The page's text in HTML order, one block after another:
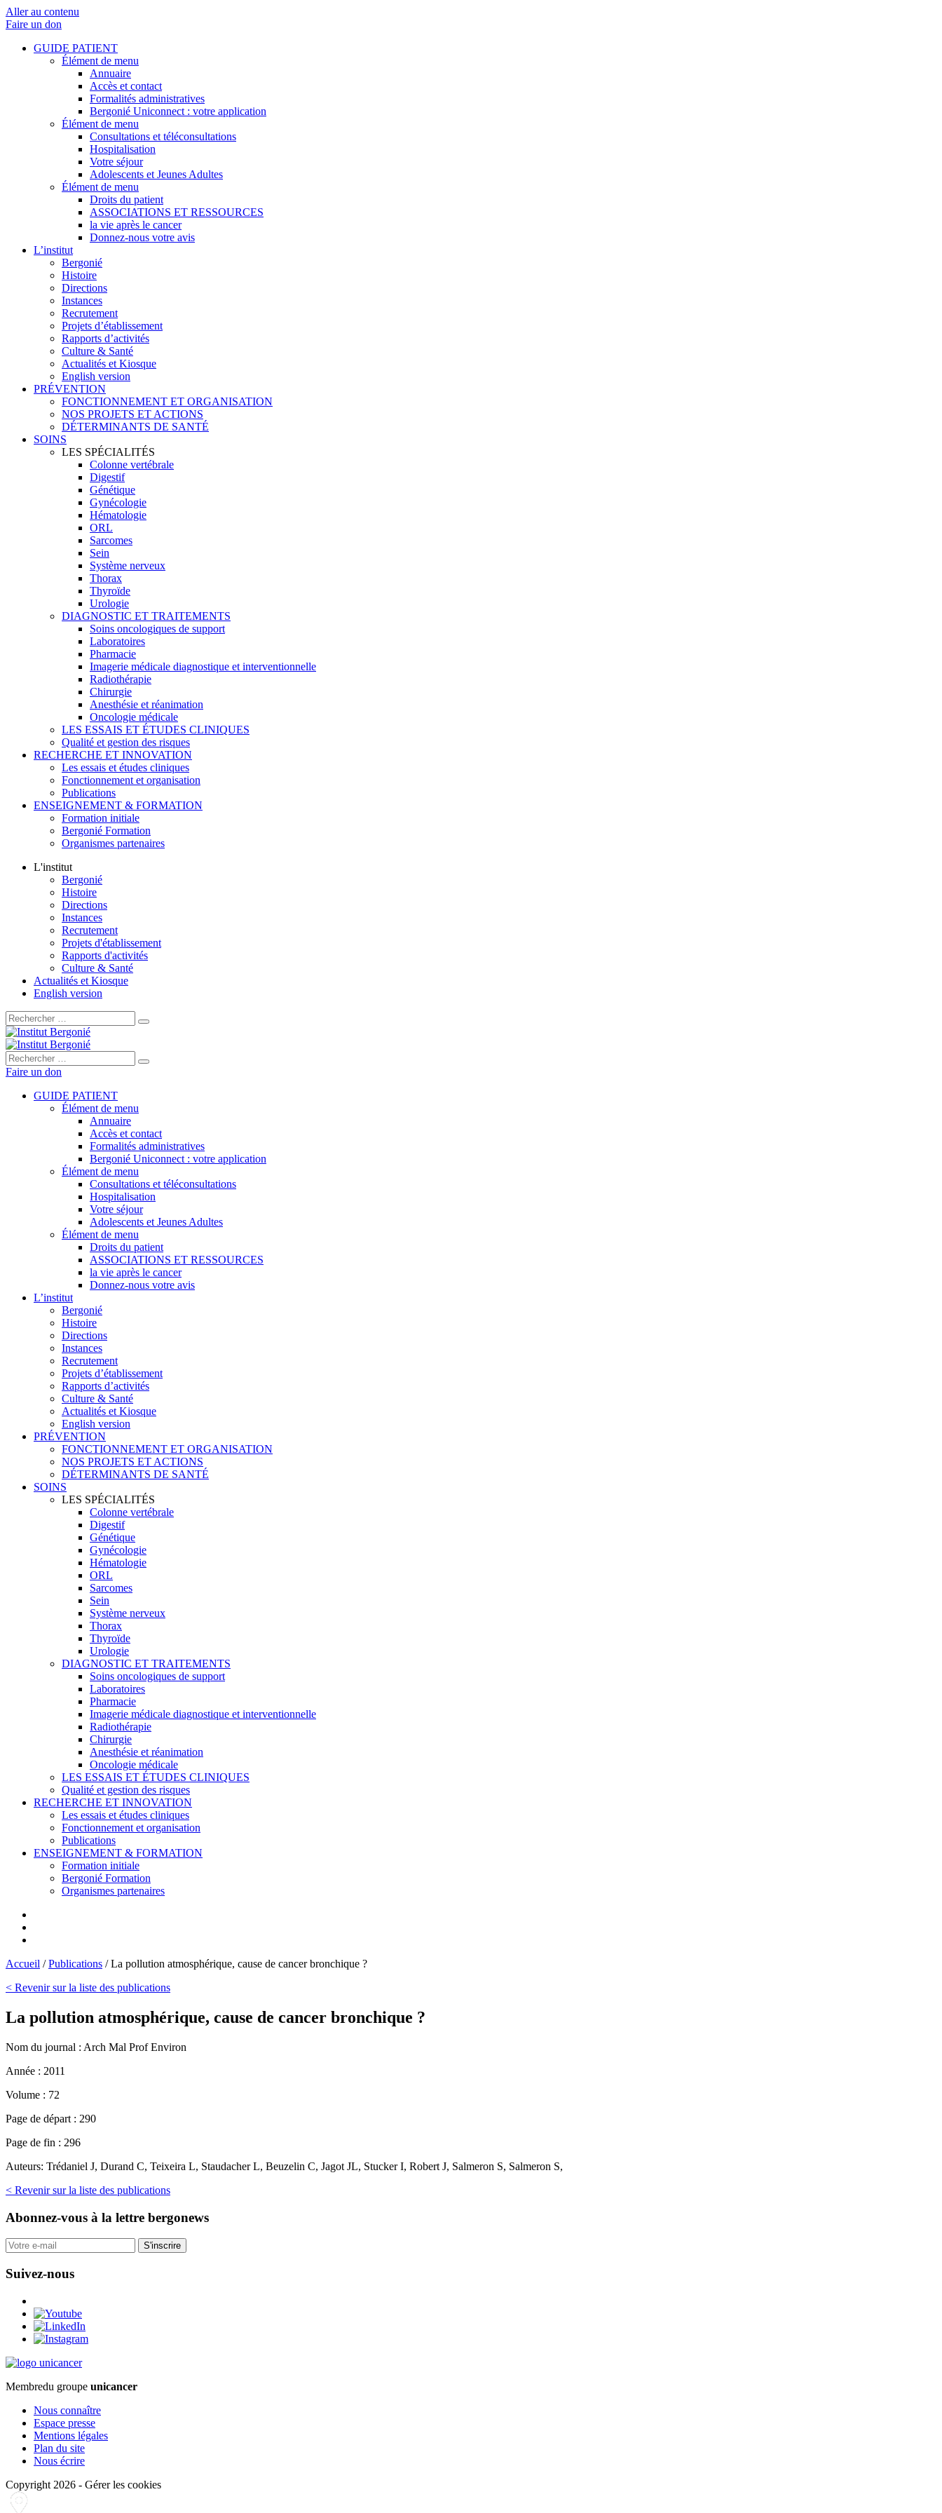
Aller au contenu
Faire un don
GUIDE PATIENT
Élément de menu
Annuaire
Accès et contact
Formalités administratives
Bergonié Uniconnect : votre application
Élément de menu
Consultations et téléconsultations
Hospitalisation
Votre séjour
Adolescents et Jeunes Adultes
Élément de menu
Droits du patient
ASSOCIATIONS ET RESSOURCES
la vie après le cancer
Donnez-nous votre avis
L’institut
Bergonié
Histoire
Directions
Instances
Recrutement
Projets d’établissement
Rapports d’activités
Culture & Santé
Actualités et Kiosque
English version
PRÉVENTION
FONCTIONNEMENT ET ORGANISATION
NOS PROJETS ET ACTIONS
DÉTERMINANTS DE SANTÉ
SOINS
LES SPÉCIALITÉS
Colonne vertébrale
Digestif
Génétique
Gynécologie
Hématologie
ORL
Sarcomes
Sein
Système nerveux
Thorax
Thyroïde
Urologie
DIAGNOSTIC ET TRAITEMENTS
Soins oncologiques de support
Laboratoires
Pharmacie
Imagerie médicale diagnostique et interventionnelle
Radiothérapie
Chirurgie
Anesthésie et réanimation
Oncologie médicale
LES ESSAIS ET ÉTUDES CLINIQUES
Qualité et gestion des risques
RECHERCHE ET INNOVATION
Les essais et études cliniques
Fonctionnement et organisation
Publications
ENSEIGNEMENT & FORMATION
Formation initiale
Bergonié Formation
Organismes partenaires
L'institut
Bergonié
Histoire
Directions
Instances
Recrutement
Projets d'établissement
Rapports d'activités
Culture & Santé
Actualités et Kiosque
English version
Rechercher :
Rechercher :
Faire un don
GUIDE PATIENT
Élément de menu
Annuaire
Accès et contact
Formalités administratives
Bergonié Uniconnect : votre application
Élément de menu
Consultations et téléconsultations
Hospitalisation
Votre séjour
Adolescents et Jeunes Adultes
Élément de menu
Droits du patient
ASSOCIATIONS ET RESSOURCES
la vie après le cancer
Donnez-nous votre avis
L’institut
Bergonié
Histoire
Directions
Instances
Recrutement
Projets d’établissement
Rapports d’activités
Culture & Santé
Actualités et Kiosque
English version
PRÉVENTION
FONCTIONNEMENT ET ORGANISATION
NOS PROJETS ET ACTIONS
DÉTERMINANTS DE SANTÉ
SOINS
LES SPÉCIALITÉS
Colonne vertébrale
Digestif
Génétique
Gynécologie
Hématologie
ORL
Sarcomes
Sein
Système nerveux
Thorax
Thyroïde
Urologie
DIAGNOSTIC ET TRAITEMENTS
Soins oncologiques de support
Laboratoires
Pharmacie
Imagerie médicale diagnostique et interventionnelle
Radiothérapie
Chirurgie
Anesthésie et réanimation
Oncologie médicale
LES ESSAIS ET ÉTUDES CLINIQUES
Qualité et gestion des risques
RECHERCHE ET INNOVATION
Les essais et études cliniques
Fonctionnement et organisation
Publications
ENSEIGNEMENT & FORMATION
Formation initiale
Bergonié Formation
Organismes partenaires
Accueil /Publications /La pollution atmosphérique, cause de cancer bronchique ?
< Revenir sur la liste des publications
La pollution atmosphérique, cause de cancer bronchique ?
Nom du journal : Arch Mal Prof Environ
Année : 2011
Volume : 72
Page de départ : 290
Page de fin : 296
Auteurs: Trédaniel J, Durand C, Teixeira L, Staudacher L, Beuzelin C, Jagot JL, Stucker I, Robert J, Salmeron S, Salmeron S,
< Revenir sur la liste des publications
Abonnez-vous à la lettre bergonews
S'inscrire
Suivez-nous
Membredu groupe unicancer
Nous connaître
Espace presse
Mentions légales
Plan du site
Nous écrire
Copyright 2026 - Gérer les cookies